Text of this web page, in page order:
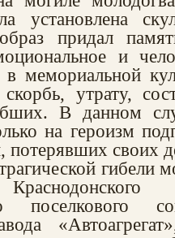
установлена
придал
и
мемориальной
скорбь, утрату,
В данном
на героизм
потерявших своих
гибели
поселкового